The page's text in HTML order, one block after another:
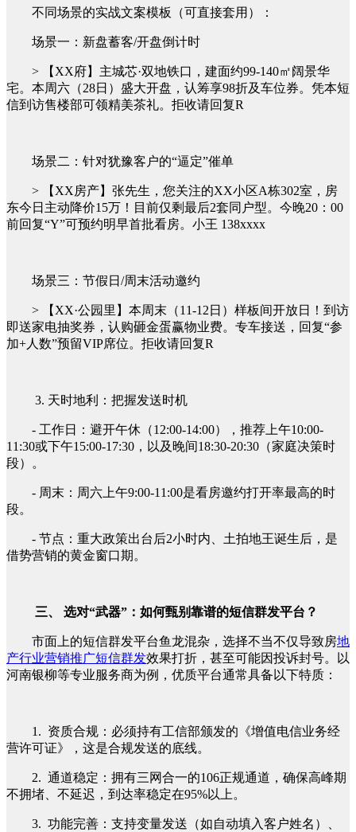
不同场景的实战文案模板（可直接套用）：
场景一：新盘蓄客/开盘倒计时
> 【XX府】主城芯·双地铁口，建面约99-140㎡阔景华
宅。本周六（28日）盛大开盘，认筹享98折及车位券。凭本短
信到访售楼部可领精美茶礼。拒收请回复R
场景二：针对犹豫客户的“逼定”催单
> 【XX房产】张先生，您关注的XX小区A栋302室，房
东今日主动降价15万！目前仅剩最后2套同户型。今晚20：00
前回复“Y”可预约明早首批看房。小王 138xxxx
场景三：节假日/周末活动邀约
> 【XX·公园里】本周末（11-12日）样板间开放日！到访
即送家电抽奖券，认购砸金蛋赢物业费。专车接送，回复“参
加+人数”预留VIP席位。拒收请回复R
3. 天时地利：把握发送时机
- 工作日：避开午休（12:00-14:00），推荐上午10:00-
11:30或下午15:00-17:30，以及晚间18:30-20:30（家庭决策时
段）。
- 周末：周六上午9:00-11:00是看房邀约打开率最高的时
段。
- 节点：重大政策出台后2小时内、土拍地王诞生后，是
借势营销的黄金窗口期。
三、 选对“武器”：如何甄别靠谱的短信群发平台？
市面上的短信群发平台鱼龙混杂，选择不当不仅导致房地
产行业营销推广短信群发效果打折，甚至可能因投诉封号。以
河南银柳等专业服务商为例，优质平台通常具备以下特质：
1. 资质合规：必须持有工信部颁发的《增值电信业务经
营许可证》，这是合规发送的底线。
2. 通道稳定：拥有三网合一的106正规通道，确保高峰期
不拥堵、不延迟，到达率稳定在95%以上。
3. 功能完善：支持变量发送（如自动填入客户姓名）、